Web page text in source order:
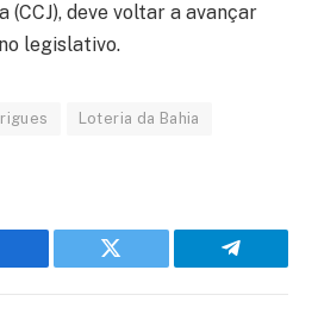
(CCJ), deve voltar a avançar
legislativo.
Loteria da Bahia
Twitter Telegram